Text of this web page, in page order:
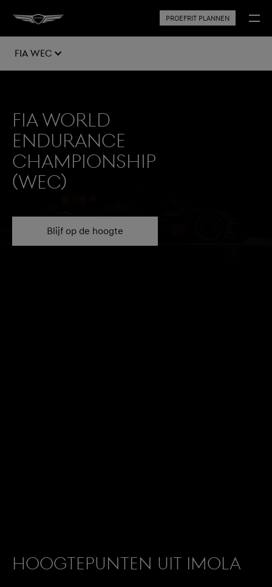
PROEFRIT PLANNEN
FIA WEC
Fia World
Endurance
Championship
(WEC)
Blijf op de hoogte
HOOGTEPUNTEN UIT IMOLA